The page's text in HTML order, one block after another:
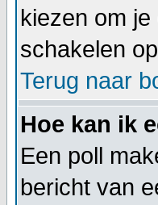
kiezen om
schakelen
Terug naar
Hoe kan ik
Een poll
bericht van